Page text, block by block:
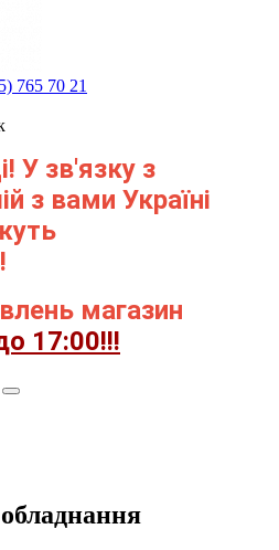
765 70 21
У зв'язку з
з вами Україні
магазин
17:00!!!